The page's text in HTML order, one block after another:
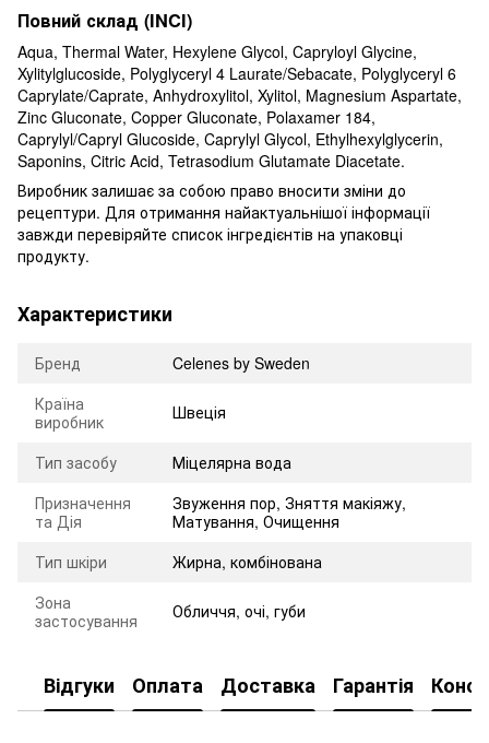
Повний склад (INCI)
Aqua, Thermal Water, Hexylene Glycol, Capryloyl Glycine,
Xylitylglucoside, Polyglyceryl 4 Laurate/Sebacate, Polyglyceryl 6
Caprylate/Caprate, Anhydroxylitol, Xylitol, Magnesium Aspartate,
Zinc Gluconate, Copper Gluconate, Polaxamer 184,
Caprylyl/Capryl Glucoside, Caprylyl Glycol, Ethylhexylglycerin,
Saponins, Citric Acid, Tetrasodium Glutamate Diacetate.
Виробник залишає за собою право вносити зміни до
рецептури. Для отримання найактуальнішої інформації
завжди перевіряйте список інгредієнтів на упаковці
продукту.
Характеристики
Бренд
Celenes by Sweden
Країна
виробник
Швеція
Тип засобу
Міцелярна вода
Призначення
та Дія
Звуження пор, Зняття макіяжу,
Матування, Очищення
Тип шкіри
Жирна, комбінована
Зона
застосування
Обличчя, очі, губи
Відгуки Оплата Доставка Гарантія